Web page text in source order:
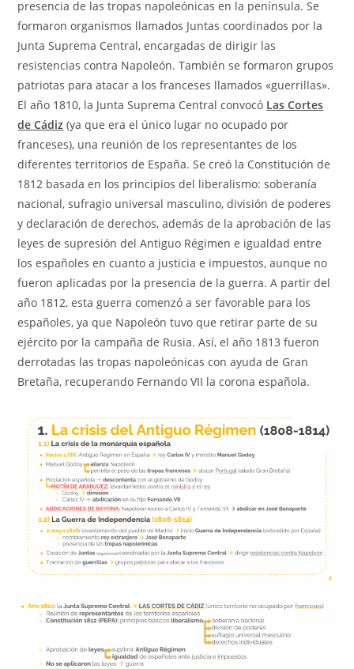
presencia de las tropas napoleónicas en la península. Se
formaron organismos llamados Juntas coordinados por la
Junta Suprema Central, encargadas de dirigir las
resistencias contra Napoleón. También se formaron grupos
patriotas para atacar a los franceses llamados «guerrillas».
El año 1810, la Junta Suprema Central convocó Las Cortes
de Cádiz (ya que era el único lugar no ocupado por
franceses), una reunión de los representantes de los
diferentes territorios de España. Se creó la Constitución de
1812 basada en los principios del liberalismo: soberanía
nacional, sufragio universal masculino, división de poderes
y declaración de derechos, además de la aprobación de las
leyes de supresión del Antiguo Régimen e igualdad entre
los españoles en cuanto a justicia e impuestos, aunque no
fueron aplicadas por la presencia de la guerra. A partir del
año 1812, esta guerra comenzó a ser favorable para los
españoles, ya que Napoleón tuvo que retirar parte de su
ejército por la campaña de Rusia. Así, el año 1813 fueron
derrotadas las tropas napoleónicas con ayuda de Gran
Bretaña, recuperando Fernando VII la corona española.